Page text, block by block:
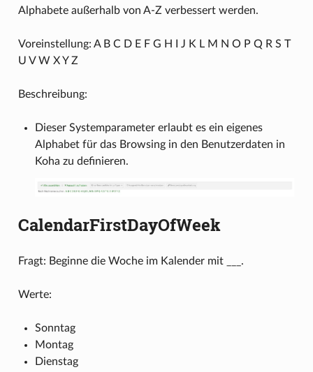
Alphabete außerhalb von A-Z verbessert werden.
Voreinstellung: A B C D E F G H I J K L M N O P Q R S T
U V W X Y Z
Beschreibung:
Dieser Systemparameter erlaubt es ein eigenes
Alphabet für das Browsing in den Benutzerdaten in
Koha zu definieren.
CalendarFirstDayOfWeek
Fragt: Beginne die Woche im Kalender mit ___.
Werte:
Sonntag
Montag
Dienstag